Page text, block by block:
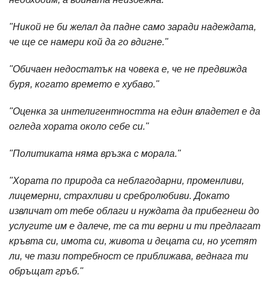
"Никой не би желал да падне само заради надеждата,
че ще се намери кой да го вдигне."
"Обичаен недостатък на човека е, че не предвижда
буря, когато времето е хубаво."
"Оценка за интелигентността на един владетел е да
огледа хората около себе си."
"Политиката няма връзка с морала."
"Хората по природа са неблагодарни, променливи,
лицемерни, страхливи и сребролюбиви. Докато
извличат от тебе облаги и нуждата да прибегнеш до
услугите им е далече, те са ти верни и ти предлагат
кръвта си, имота си, живота и децата си, но усетят
ли, че тази потребност се приближава, веднага ти
обръщат гръб."